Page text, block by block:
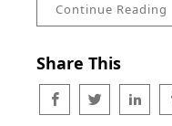
Continue Reading
Share This